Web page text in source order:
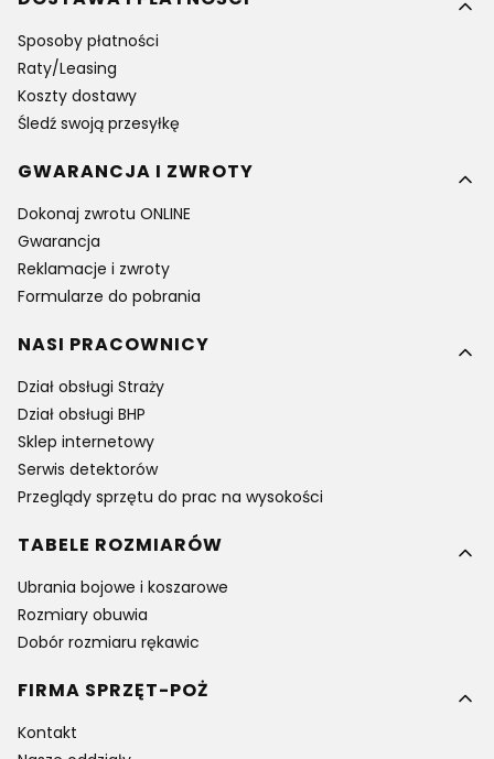
Sposoby płatności
Raty/Leasing
Koszty dostawy
Śledź swoją przesyłkę
GWARANCJA I ZWROTY
Dokonaj zwrotu ONLINE
Gwarancja
Reklamacje i zwroty
Formularze do pobrania
NASI PRACOWNICY
Dział obsługi Straży
Dział obsługi BHP
Sklep internetowy
Serwis detektorów
Przeglądy sprzętu do prac na wysokości
TABELE ROZMIARÓW
Ubrania bojowe i koszarowe
Rozmiary obuwia
Dobór rozmiaru rękawic
FIRMA SPRZĘT-POŻ
Kontakt